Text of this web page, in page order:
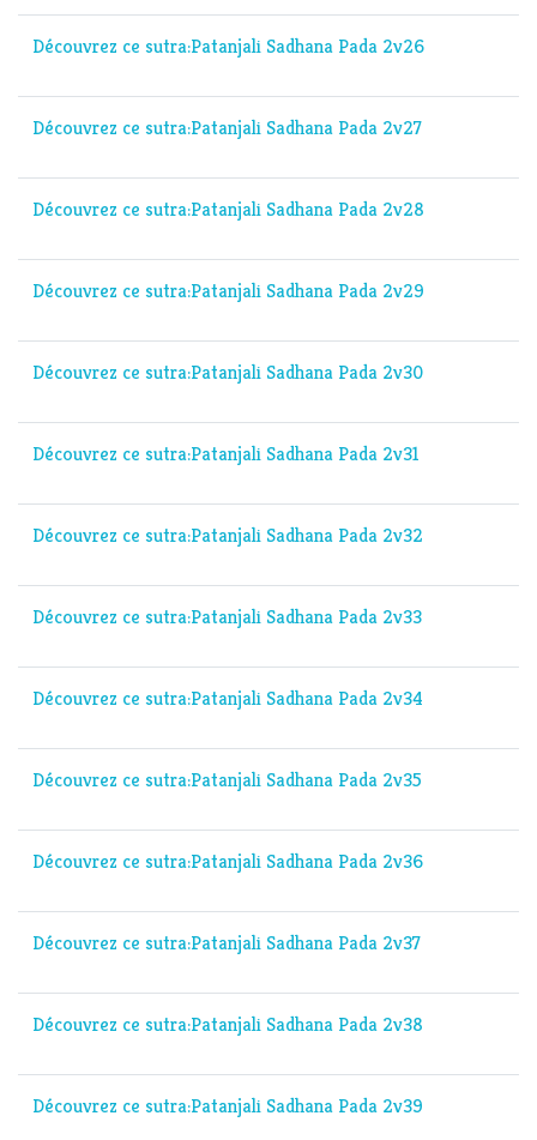
Découvrez ce sutra:Patanjali Sadhana Pada 2v26
Découvrez ce sutra:Patanjali Sadhana Pada 2v27
Découvrez ce sutra:Patanjali Sadhana Pada 2v28
Découvrez ce sutra:Patanjali Sadhana Pada 2v29
Découvrez ce sutra:Patanjali Sadhana Pada 2v30
Découvrez ce sutra:Patanjali Sadhana Pada 2v31
Découvrez ce sutra:Patanjali Sadhana Pada 2v32
Découvrez ce sutra:Patanjali Sadhana Pada 2v33
Découvrez ce sutra:Patanjali Sadhana Pada 2v34
Découvrez ce sutra:Patanjali Sadhana Pada 2v35
Découvrez ce sutra:Patanjali Sadhana Pada 2v36
Découvrez ce sutra:Patanjali Sadhana Pada 2v37
Découvrez ce sutra:Patanjali Sadhana Pada 2v38
Découvrez ce sutra:Patanjali Sadhana Pada 2v39